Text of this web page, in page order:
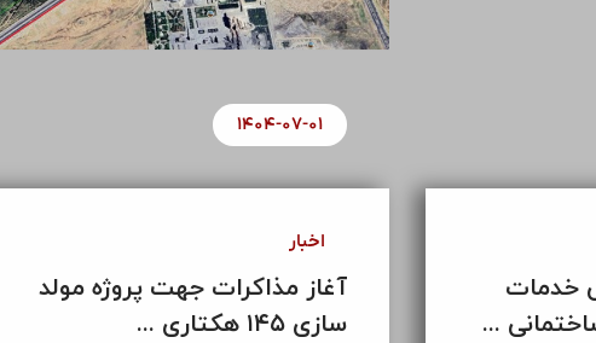
۱۴۰۴-۰۷-۰۱
اخبار
آغاز مذاکرات جهت پروژه مولد
سازی ۱۴۵ هکتاری ...
خدمات
...